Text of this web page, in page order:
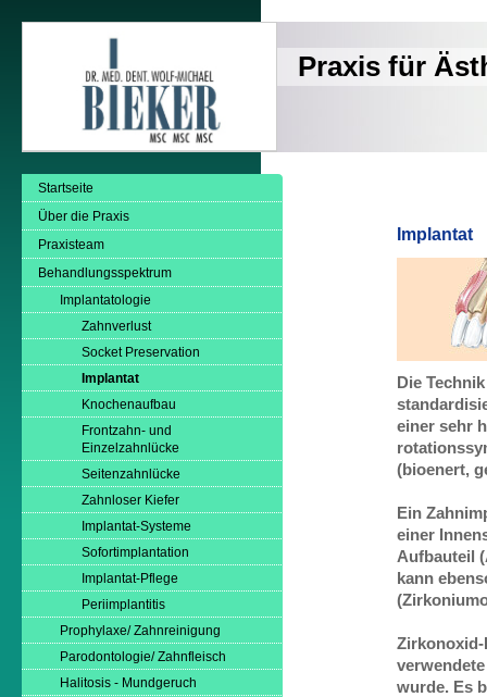
Praxis für
Implantat
Die
einer sehr
(bioenert,
Ein
einer
Aufbauteil
kann
Zirkonoxid-
wurde. Es
Startseite
Über die Praxis
Praxisteam
Behandlungsspektrum
Implantatologie
Zahnverlust
Socket Preservation
Implantat
Knochenaufbau
Frontzahn- und
Einzelzahnlücke
Seitenzahnlücke
Zahnloser Kiefer
Implantat-Systeme
Sofortimplantation
Implantat-Pflege
Periimplantitis
Prophylaxe/ Zahnreinigung
Parodontologie/ Zahnfleisch
Halitosis - Mundgeruch